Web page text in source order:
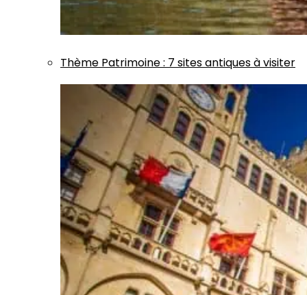
Thème Patrimoine: 7 sites antiques à visiter